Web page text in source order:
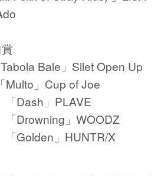
Bale」Silet Open Up
Multo」Cup of Joe
「Dash」PLAVE
「Drowning」WOODZ
「Golden」HUNTR/X